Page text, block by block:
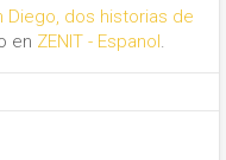
Diego, dos historias de
en ZENIT - Espanol